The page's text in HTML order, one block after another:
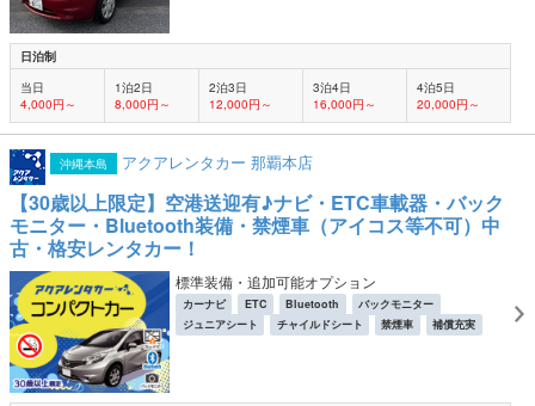
日泊制
当日
4,000円～
1泊2日
8,000円～
2泊3日
12,000円～
3泊4日
16,000円～
4泊5日
20,000円～
沖縄本島 アクアレンタカー 那覇本店
【30歳以上限定】空港送迎有♪ナビ・ETC車載器・バック
モニター・Bluetooth装備・禁煙車（アイコス等不可）中
古・格安レンタカー！
標準装備・追加可能オプション
カーナビ ETC Bluetooth
バックモニター
ジュニアシート
チャイルドシート 禁煙車 補償充実